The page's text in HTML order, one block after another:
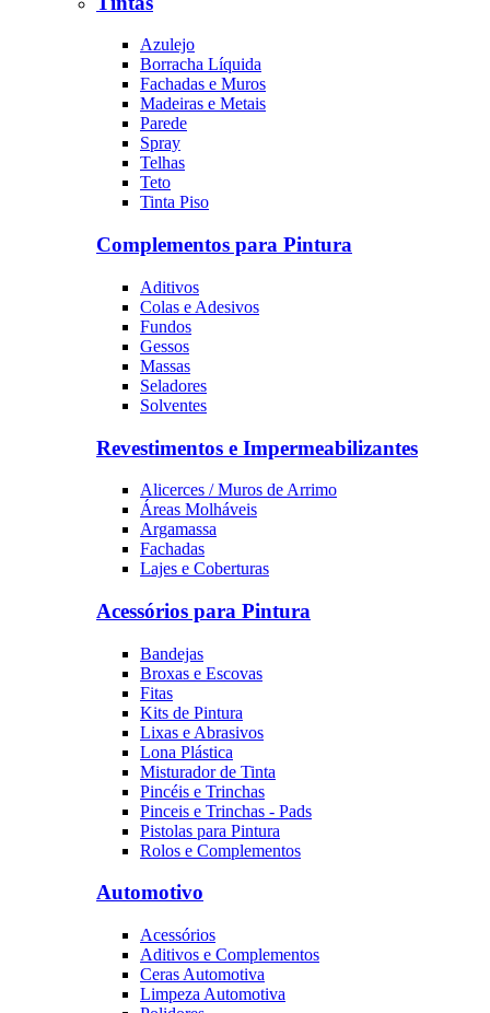
Azulejo
Borracha Líquida
Fachadas e Muros
Madeiras e Metais
Parede
Spray
Telhas
Teto
Tinta Piso
Complementos para Pintura
Aditivos
Colas e Adesivos
Fundos
Gessos
Massas
Seladores
Solventes
Revestimentos e Impermeabilizantes
Alicerces / Muros de Arrimo
Áreas Molháveis
Argamassa
Fachadas
Lajes e Coberturas
Acessórios para Pintura
Bandejas
Broxas e Escovas
Fitas
Kits de Pintura
Lixas e Abrasivos
Lona Plástica
Misturador de Tinta
Pincéis e Trinchas
Pinceis e Trinchas - Pads
Pistolas para Pintura
Rolos e Complementos
Automotivo
Acessórios
Aditivos e Complementos
Ceras Automotiva
Limpeza Automotiva